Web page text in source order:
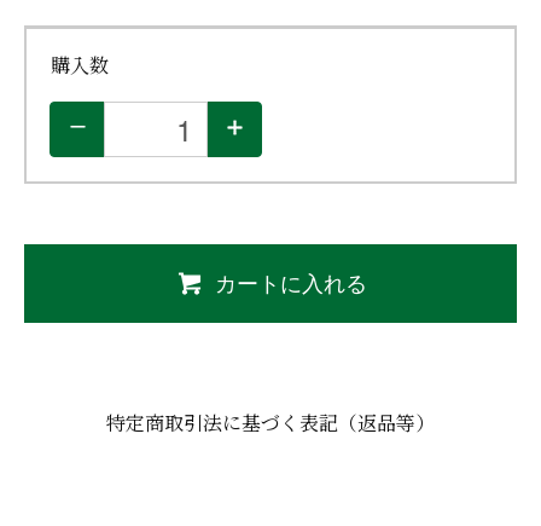
購入数
カートに入れる
特定商取引法に基づく表記 （返品等）